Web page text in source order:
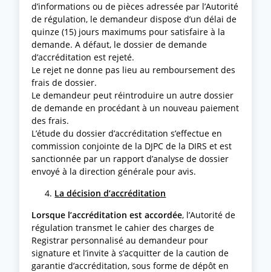
d’informations ou de pièces adressée par l’Autorité
de régulation, le demandeur dispose d’un délai de
quinze (15) jours maximums pour satisfaire à la
demande. A défaut, le dossier de demande
d’accréditation est rejeté.
Le rejet ne donne pas lieu au remboursement des
frais de dossier.
Le demandeur peut réintroduire un autre dossier
de demande en procédant à un nouveau paiement
des frais.
L’étude du dossier d’accréditation s’effectue en
commission conjointe de la DJPC de la DIRS et est
sanctionnée par un rapport d’analyse de dossier
envoyé à la direction générale pour avis.
La décision d’accréditation
Lorsque l’accréditation est accordée, l’Autorité de
régulation transmet le cahier des charges de
Registrar personnalisé au demandeur pour
signature et l’invite à s’acquitter de la caution de
garantie d’accréditation, sous forme de dépôt en